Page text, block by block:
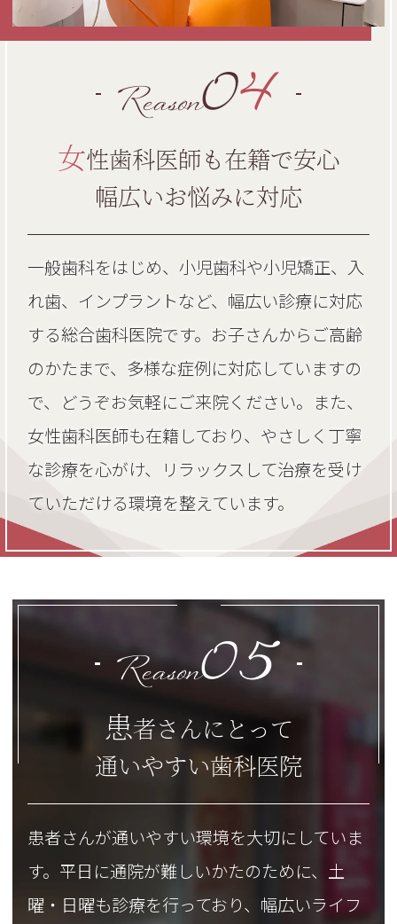
Reason04
女性歯科医師も在籍で安心
幅広いお悩みに対応
一般歯科をはじめ、小児歯科や小児矯正、入
れ歯、インプラントなど、幅広い診療に対応
する総合歯科医院です。お子さんからご高齢
のかたまで、多様な症例に対応していますの
で、どうぞお気軽にご来院ください。また、
女性歯科医師も在籍しており、やさしく丁寧
な診療を心がけ、リラックスして治療を受け
ていただける環境を整えています。
Reason05
患者さんにとって
通いやすい歯科医院
患者さんが通いやすい環境を大切にしていま
す。平日に通院が難しいかたのために、土
曜・日曜も診療を行っており、幅広いライフ